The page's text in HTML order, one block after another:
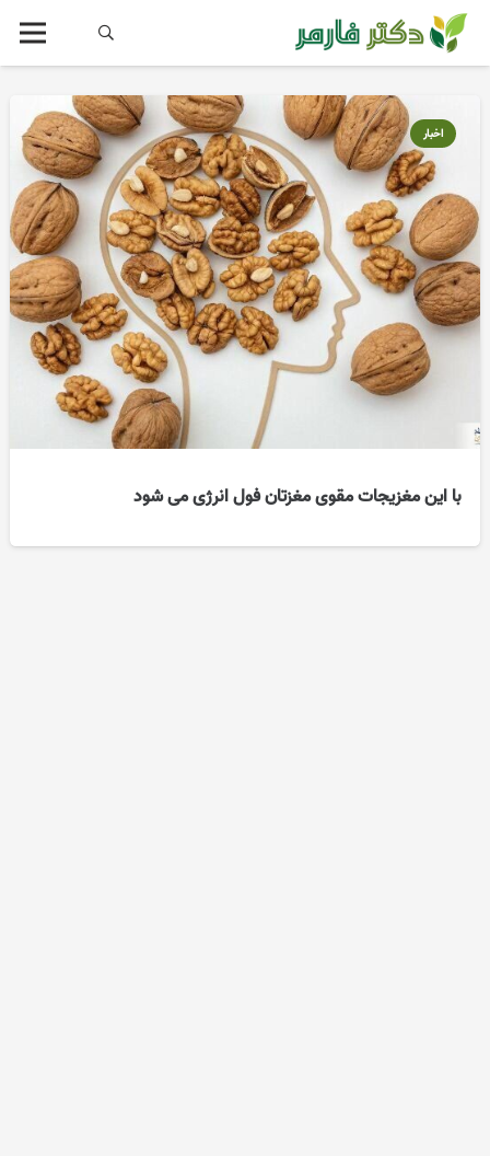
اخبار
با این مغزیجات مقوی مغزتان فول انرژی می شود